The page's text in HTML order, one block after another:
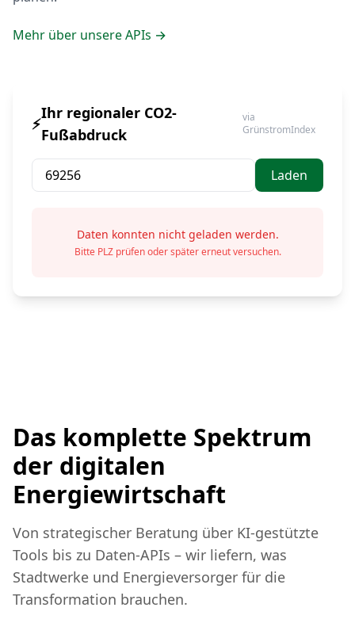
Mehr über unsere APIs →
⚡
Ihr regionaler CO2-
Fußabdruck
via
GrünstromIndex
Laden
Daten konnten nicht geladen werden.
Bitte PLZ prüfen oder später erneut versuchen.
Das komplette Spektrum
der digitalen
Energiewirtschaft
Von strategischer Beratung über KI-gestützte
Tools bis zu Daten-APIs – wir liefern, was
Stadtwerke und Energieversorger für die
Transformation brauchen.